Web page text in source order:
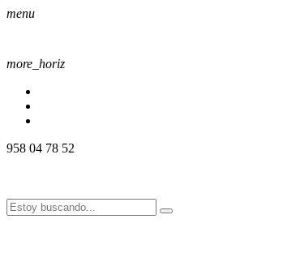
menu
more_horiz
958 04 78 52